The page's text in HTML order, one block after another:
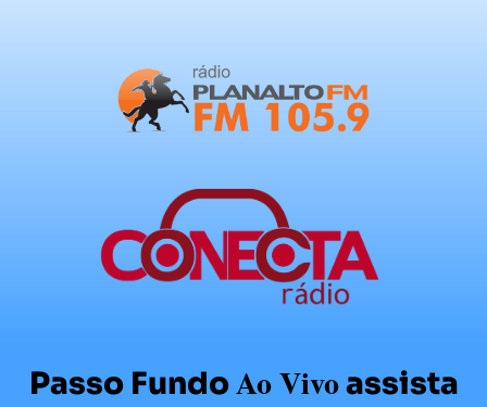
Passo FundoAo Vivoassista